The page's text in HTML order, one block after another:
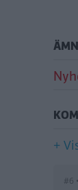
+
#6